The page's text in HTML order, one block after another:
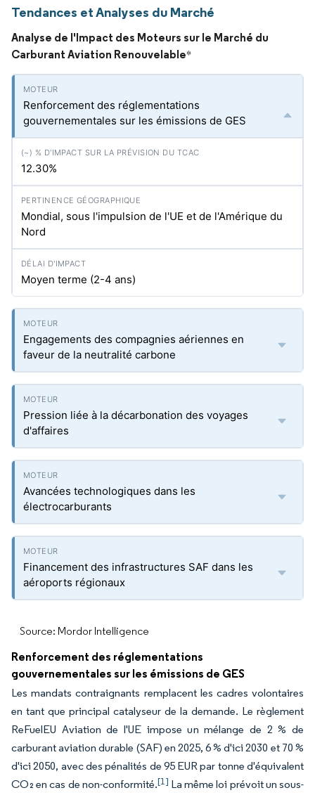
Tendances et Analyses du Marché
Analyse de l'Impact des Moteurs sur le Marché du
Carburant Aviation Renouvelable*
Renforcement des réglementations
gouvernementales sur les émissions de GES
12.30%
Mondial, sous l'impulsion de l'UE et de l'Amérique du
Nord
Moyen terme (2-4 ans)
Engagements des compagnies aériennes en
faveur de la neutralité carbone
Pression liée à la décarbonation des voyages
d'affaires
Avancées technologiques dans les
électrocarburants
Financement des infrastructures SAF dans les
aéroports régionaux
Source: Mordor Intelligence
Renforcement des réglementations
gouvernementales sur les émissions de GES
Les mandats contraignants remplacent les cadres volontaires
en tant que principal catalyseur de la demande. Le règlement
ReFuelEU Aviation de l'UE impose un mélange de 2 % de
carburant aviation durable (SAF) en 2025, 6 % d'ici 2030 et 70 %
d'ici 2050, avec des pénalités de 95 EUR par tonne d'équivalent
CO₂ en cas de non-conformité.[1] La même loi prévoit un sous-